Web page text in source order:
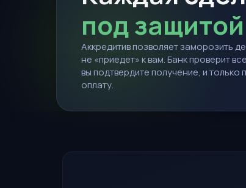
под
Аккредитив позволяет заморозить
не «приедет» к вам. Банк проверит
вы подтвердите получение, и только
оплату.